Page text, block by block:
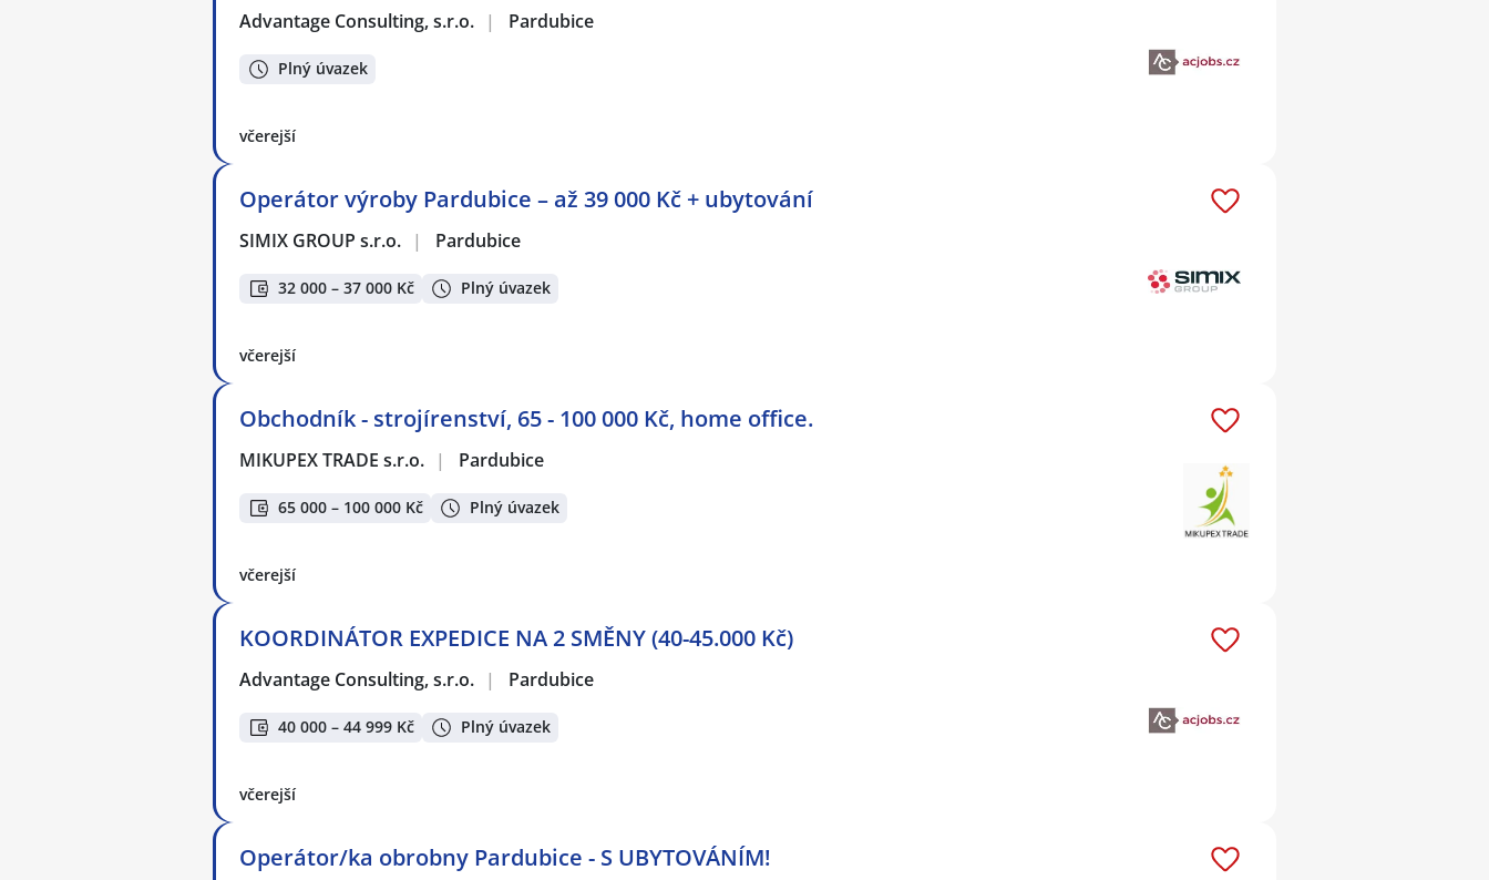
Advantage Consulting, s.r.o. | Pardubice
Plný úvazek
včerejší
Operátor výroby Pardubice – až 39 000 Kč + ubytování
SIMIX GROUP s.r.o. | Pardubice
32 000 – 37 000 Kč Plný úvazek
včerejší
Obchodník - strojírenství, 65 - 100 000 Kč, home office.
MIKUPEX TRADE s.r.o. | Pardubice
65 000 – 100 000 Kč Plný úvazek
včerejší
KOORDINÁTOR EXPEDICE NA 2 SMĚNY (40-45.000 Kč)
Advantage Consulting, s.r.o. | Pardubice
40 000 – 44 999 Kč Plný úvazek
včerejší
Operátor/ka obrobny Pardubice - S UBYTOVÁNÍM!